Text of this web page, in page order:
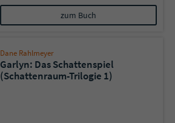
zum Buch
Dane Rahlmeyer
Garlyn: Das Schattenspiel
(Schattenraum-Trilogie 1)